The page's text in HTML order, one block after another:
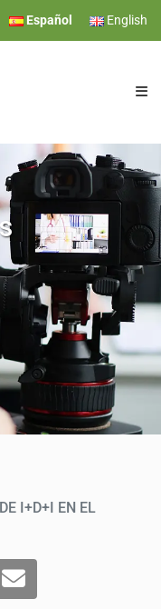
Español English
I+D+I EN EL